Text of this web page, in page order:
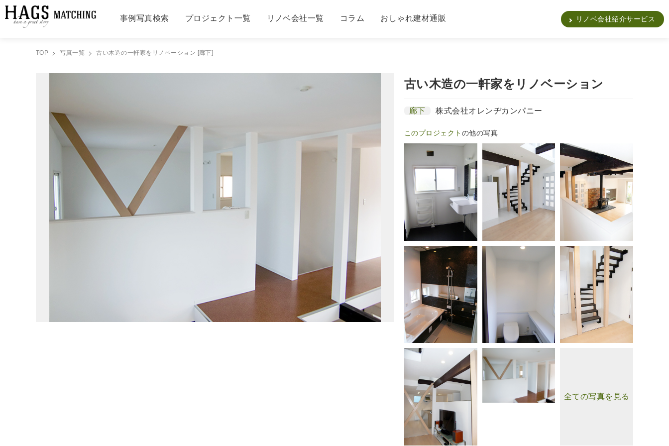
事例写真検索 プロジェクト一覧 リノベ会社一覧 コラム おしゃれ建材通販 リノベ会社紹介サービス
TOP 写真一覧 古い木造の一軒家をリノベーション [廊下]
古い木造の一軒家をリノベーション
廊下 株式会社オレンヂカンパニー
このプロジェクト の他の写真
全ての写真を見る